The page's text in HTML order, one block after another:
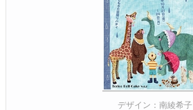
デザイン：南綾希子